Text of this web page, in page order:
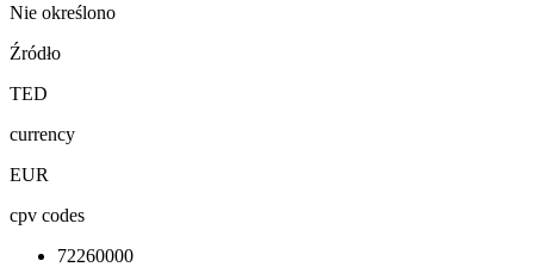
Nie określono
Źródło
TED
currency
EUR
cpv codes
72260000